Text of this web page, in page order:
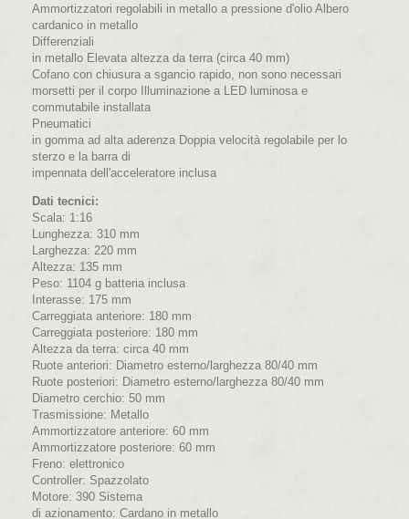
Ammortizzatori regolabili in metallo a pressione d'olio Albero
cardanico in metallo
Differenziali
in metallo Elevata altezza da terra (circa 40 mm)
Cofano con chiusura a sgancio rapido, non sono necessari
morsetti per il corpo Illuminazione a LED luminosa e
commutabile installata
Pneumatici
in gomma ad alta aderenza Doppia velocità regolabile per lo
sterzo e la barra di
impennata dell'acceleratore inclusa
Dati tecnici:
Scala: 1:16
Lunghezza: 310 mm
Larghezza: 220 mm
Altezza: 135 mm
Peso: 1104 g batteria inclusa
Interasse: 175 mm
Carreggiata anteriore: 180 mm
Carreggiata posteriore: 180 mm
Altezza da terra: circa 40 mm
Ruote anteriori: Diametro esterno/larghezza 80/40 mm
Ruote posteriori: Diametro esterno/larghezza 80/40 mm
Diametro cerchio: 50 mm
Trasmissione: Metallo
Ammortizzatore anteriore: 60 mm
Ammortizzatore posteriore: 60 mm
Freno: elettronico
Controller: Spazzolato
Motore: 390 Sistema
di azionamento: Cardano in metallo